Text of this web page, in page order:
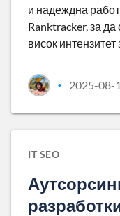
и надеждна
Ranktracker, за
висок
• 2025-08-
IT SEO